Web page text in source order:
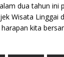
dua tahun ini
Wisata Linggai
kita